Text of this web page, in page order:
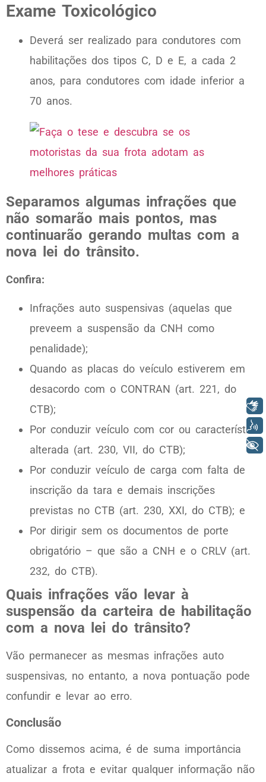
Exame Toxicológico
Deverá ser realizado para condutores com
habilitações dos tipos C, D e E, a cada 2
anos, para condutores com idade inferior a
70 anos.
Separamos algumas infrações que
não somarão mais pontos, mas
continuarão gerando multas com a
nova lei do trânsito.
Confira:
Infrações auto suspensivas (aquelas que
preveem a suspensão da CNH como
penalidade);
Quando as placas do veículo estiverem em
desacordo com o CONTRAN (art. 221, do
CTB);
Por conduzir veículo com cor ou característica
alterada (art. 230, VII, do CTB);
Por conduzir veículo de carga com falta de
inscrição da tara e demais inscrições
previstas no CTB (art. 230, XXI, do CTB); e
Por dirigir sem os documentos de porte
obrigatório – que são a CNH e o CRLV (art.
232, do CTB).
Quais infrações vão levar à
suspensão da carteira de habilitação
com a nova lei do trânsito?
Vão permanecer as mesmas infrações auto
suspensivas, no entanto, a nova pontuação pode
confundir e levar ao erro.
Conclusão
Como dissemos acima, é de suma importância
atualizar a frota e evitar qualquer informação não
Voz
+ Acessibilidade